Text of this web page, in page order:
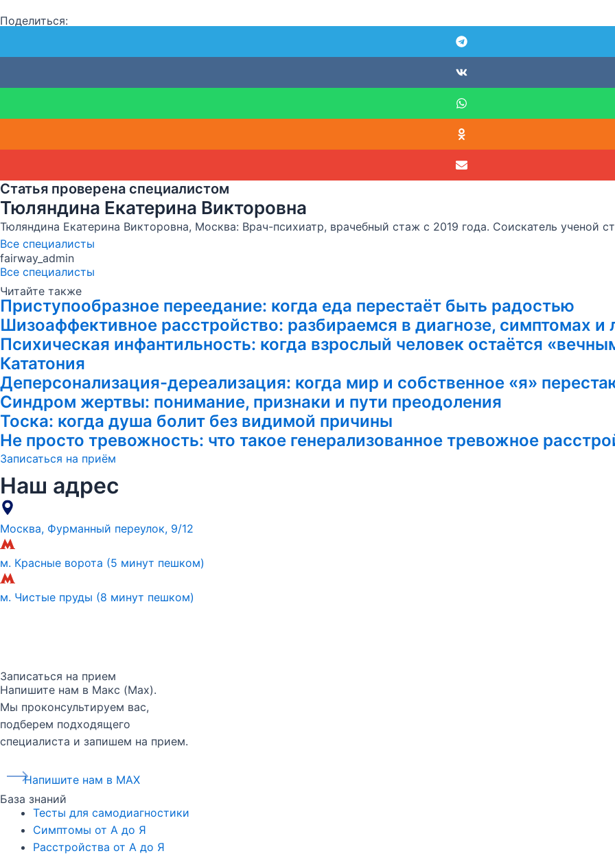
Поделиться:
Статья проверена специалистом
Тюляндина Екатерина Викторовна
Тюляндина Екатерина Викторовна, Москва: Врач-психиатр, врачебный стаж с 2019 года. Соискатель ученой
Все специалисты
fairway_admin
Все специалисты
Читайте также
Приступообразное переедание: когда еда перестаёт быть радостью
Шизоаффективное расстройство: разбираемся в диагнозе, симптомах и
Психическая инфантильность: когда взрослый человек остаётся
Кататония
Деперсонализация-дереализация: когда мир и собственное «я»
Синдром жертвы: понимание, признаки и пути преодоления
Тоска: когда душа болит без видимой причины
Не просто тревожность: что такое генерализованное тревожное
Записаться на приём
Наш адрес
Москва, Фурманный переулок, 9/12
м. Красные ворота (5 минут пешком)
м. Чистые пруды (8 минут пешком)
Записаться на прием
Напишите нам в Макс (Max).
Мы проконсультируем вас,
подберем подходящего
специалиста и запишем на прием.
Напишите нам в MAX
База знаний
Тесты для самодиагностики
Симптомы от А до Я
Расстройства от А до Я